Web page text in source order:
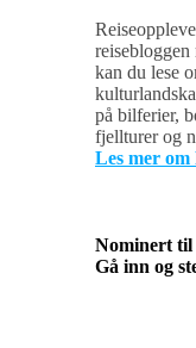
kan du lese
på bilferier,
fjellturer og
Les mer
Nominert til
Gå inn og